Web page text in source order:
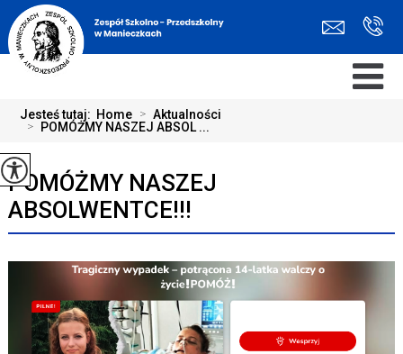
Jesteś tutaj: Home > Aktualności
> POMÓŻMY NASZEJ ABSOL ...
POMÓŻMY NASZEJ
ABSOLWENTCE!!!